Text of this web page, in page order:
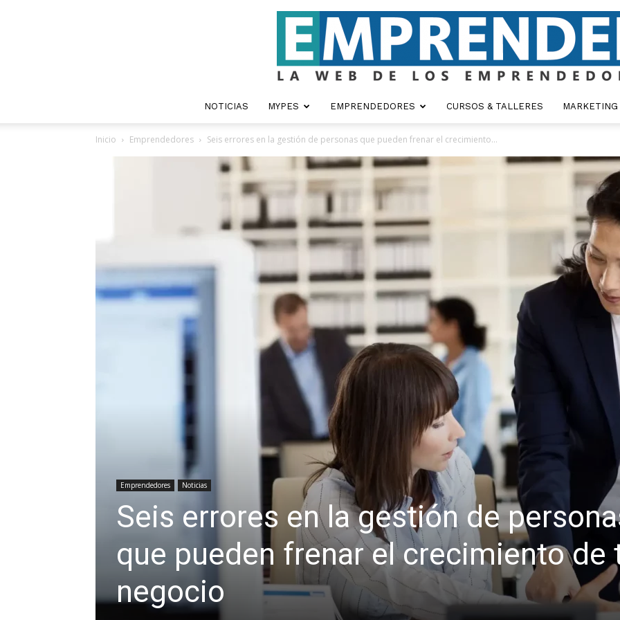
NOTICIAS MYPES EMPRENDEDORES CURSOS & TALLERES MARKETING
Inicio Emprendedores Seis errores en la gestión de personas que pueden frenar el crecimiento...
Emprendedores Noticias
Seis errores en la gestión de
que pueden frenar el crecimiento de
negocio